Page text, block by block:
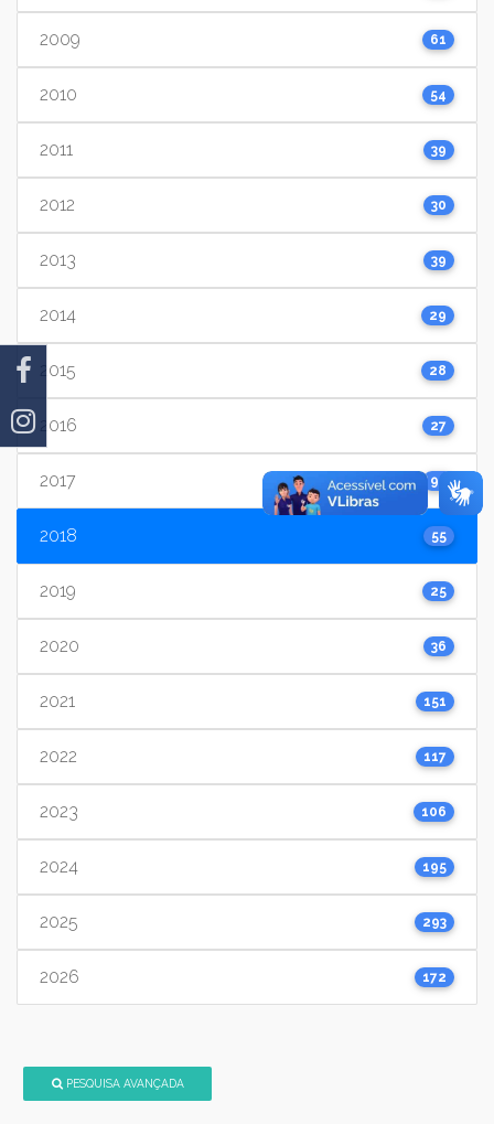
2009 61
2010 54
2011 39
2012 30
2013 39
2014 29
2015 28
2016 27
2017 91
2018 55
2019 25
2020 36
2021 151
2022 117
2023 106
2024 195
2025 293
2026 172
PESQUISA AVANÇADA